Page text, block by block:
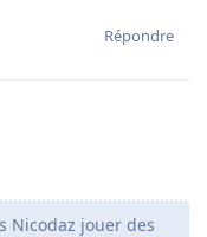
Répondre
Nicodaz jouer des